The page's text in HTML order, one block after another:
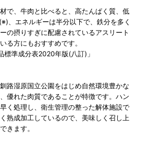
で、牛肉と比べると、高たんぱく質、低
、エネルギーは半分以下で、鉄分を多く
の摂りすぎに配慮されているアスリート
る方にもおすすめです。
標準成分表2020年版(八訂)」
路湿原国立公園をはじめ自然環境豊かな
優れた肉質であることが特徴です。ハン
く処理し、衛生管理の整った解体施設で
熟成加工しているので、美味しく召し上
きます。